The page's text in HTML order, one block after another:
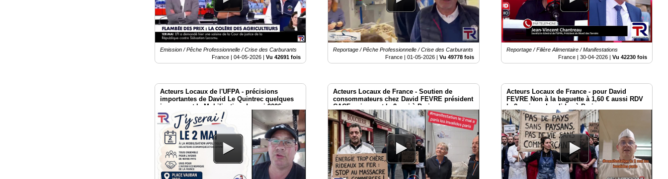
Emission / Pêche Professionnelle / Crise des Carburants
France |04-05-2026 |Vu 42691 fois
Reportage / Pêche Professionnelle / Crise des Carburants
France | 01-05-2026| Vu 49778 fois
Reportage / Filière Alimentaire / Manifestations
France |30-04-2026 |Vu 42230 fois
Acteurs Locaux de l'UFPA - précisions
importantes de David Le Quintrec quelques
jours avant la Mobilisation du mai 2026 aux
Invalides Paris
Acteurs Locaux de France - Soutien de
consommateurs chez David FEVRE président
CACF qui seront le 2 mai à Paris
Acteurs Locaux de France - pour David
FEVRE Non à la baguette à 1,60 € aussi RDV
le 2 mai aux Invalides à Paris